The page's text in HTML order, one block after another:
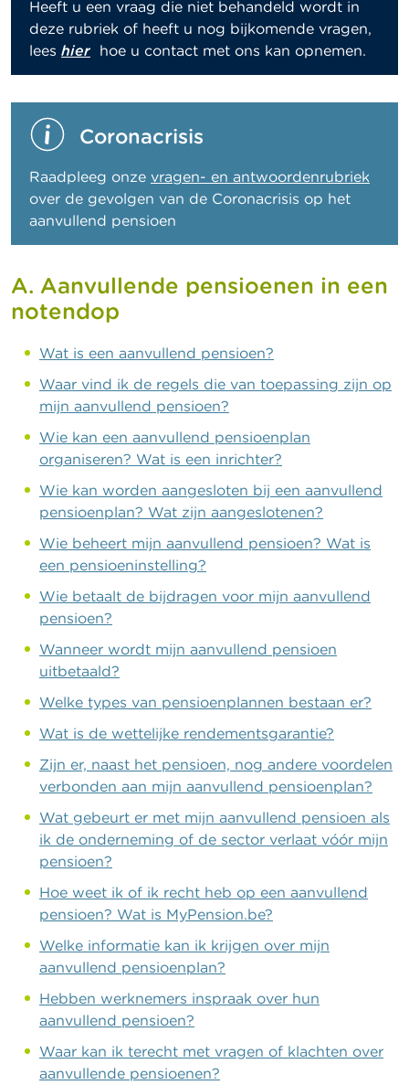
Heeft u een vraag die niet behandeld wordt in
deze rubriek of heeft u nog bijkomende vragen,
lees hier hoe u contact met ons kan opnemen.
Coronacrisis
Raadpleeg onze vragen- en antwoordenrubriek
over de gevolgen van de Coronacrisis op het
aanvullend pensioen
A. Aanvullende pensioenen in een
notendop
Wat is een aanvullend pensioen?
Waar vind ik de regels die van toepassing zijn op
mijn aanvullend pensioen?
Wie kan een aanvullend pensioenplan
organiseren? Wat is een inrichter?
Wie kan worden aangesloten bij een aanvullend
pensioenplan? Wat zijn aangeslotenen?
Wie beheert mijn aanvullend pensioen? Wat is
een pensioeninstelling?
Wie betaalt de bijdragen voor mijn aanvullend
pensioen?
Wanneer wordt mijn aanvullend pensioen
uitbetaald?
Welke types van pensioenplannen bestaan er?
Wat is de wettelijke rendementsgarantie?
Zijn er, naast het pensioen, nog andere voordelen
verbonden aan mijn aanvullend pensioenplan?
Wat gebeurt er met mijn aanvullend pensioen als
ik de onderneming of de sector verlaat vóór mijn
pensioen?
Hoe weet ik of ik recht heb op een aanvullend
pensioen? Wat is MyPension.be?
Welke informatie kan ik krijgen over mijn
aanvullend pensioenplan?
Hebben werknemers inspraak over hun
aanvullend pensioen?
Waar kan ik terecht met vragen of klachten over
aanvullende pensioenen?